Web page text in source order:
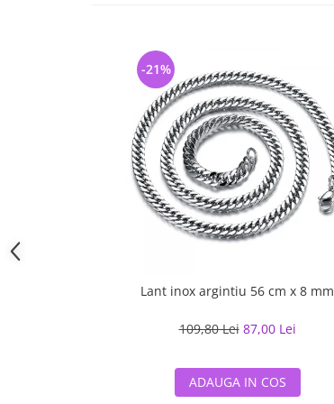
Lant inox argintiu 56 cm x 8 mm
109,80 Lei 87,00 Lei
-21%
ADAUGA IN COS